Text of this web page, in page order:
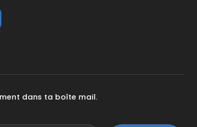
dans ta boîte mail.